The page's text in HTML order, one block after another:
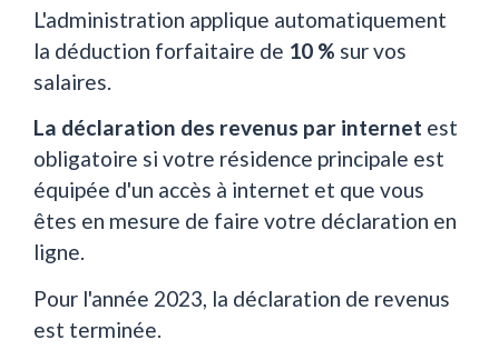
L'administration applique automatiquement
la déduction forfaitaire de 10 % sur vos
salaires.
La déclaration des revenus par internet est
obligatoire si votre résidence principale est
équipée d'un accès à internet et que vous
êtes en mesure de faire votre déclaration en
ligne.
Pour l'année 2023, la déclaration de revenus
est terminée.